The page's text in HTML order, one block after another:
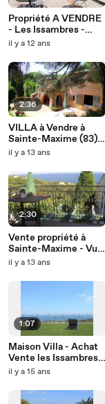
Propriété A VENDRE
- Les Issambres -
Piscine - Vue Mer sur
Raphael
il y a 12 ans
2:36
VILLA à Vendre à
Sainte-Maxime (83) -
Piscine - Plage à pied
il y a 13 ans
2:30
Vente propriété à
Sainte-Maxime - Vue
Mer - Piscine - 2
indépendantes
il y a 13 ans
1:07
Maison Villa - Achat
Vente les Issambres
(83380) - 354m2 vue
Léonie lelièvre
il y a 15 ans